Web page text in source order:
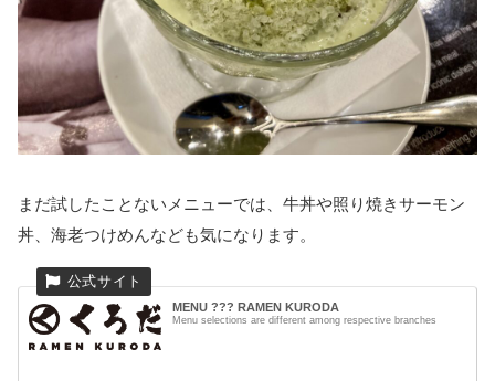
まだ試したことないメニューでは、牛丼や照り焼きサーモン
丼、海老つけめんなども気になります。
MENU ??? RAMEN KURODA
Menu selections are different among respective branches